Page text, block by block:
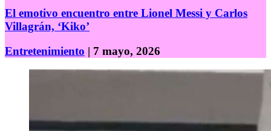
El emotivo encuentro entre Lionel Messi y Carlos
Villagrán, ‘Kiko’
Entretenimiento | 7 mayo, 2026